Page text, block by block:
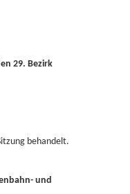
29. Bezirk
behandelt.
und